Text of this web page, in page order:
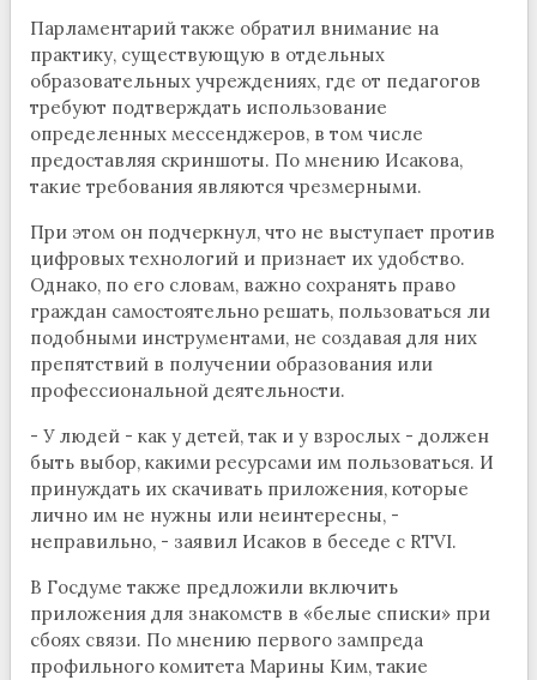
Парламентарий также обратил внимание на
практику, существующую в отдельных
образовательных учреждениях, где от педагогов
требуют подтверждать использование
определенных мессенджеров, в том числе
предоставляя скриншоты. По мнению Исакова,
такие требования являются чрезмерными.
При этом он подчеркнул, что не выступает против
цифровых технологий и признает их удобство.
Однако, по его словам, важно сохранять право
граждан самостоятельно решать, пользоваться ли
подобными инструментами, не создавая для них
препятствий в получении образования или
профессиональной деятельности.
- У людей - как у детей, так и у взрослых - должен
быть выбор, какими ресурсами им пользоваться. И
принуждать их скачивать приложения, которые
лично им не нужны или неинтересны, -
неправильно, - заявил Исаков в беседе с RTVI.
В Госдуме также предложили включить
приложения для знакомств в «белые списки» при
сбоях связи. По мнению первого зампреда
профильного комитета Марины Ким, такие